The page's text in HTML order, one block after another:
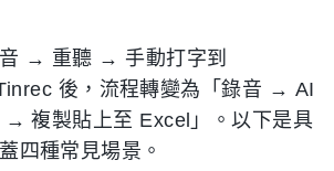
→ 重聽 → 手動打字到
後，流程轉變為「錄音 → AI
→ 複製貼上至 Excel」。以下是具
四種常見場景。